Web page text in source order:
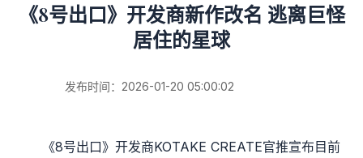
《8号出口》开发商新作改名 逃离巨怪
居住的星球
发布时间：2026-01-20 05:00:02
《8号出口》开发商KOTAKE CREATE官推宣布目前